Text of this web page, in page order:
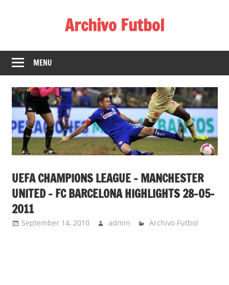
Archivo Futbol
Mejor
de
de
fútbol
MENU
UEFA CHAMPIONS LEAGUE – MANCHESTER
UNITED – FC BARCELONA HIGHLIGHTS 28-05-
2011
September 14, 2010 admin Archivo Futbol